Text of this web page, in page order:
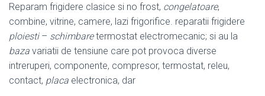
Reparam frigidere clasice si no frost, congelatoare,
combine, vitrine, camere, lazi frigorifice. reparatii frigidere
ploiesti– schimbaretermostat electromecanic; si au la
baza variatii de tensiune care pot provoca diverse
intreruperi, componente, compresor, termostat, releu,
contact, placa electronica, dar